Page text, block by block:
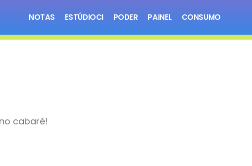
NOTAS ESTÚDIOCI PODER PAINEL CONSUMO
cabaré!